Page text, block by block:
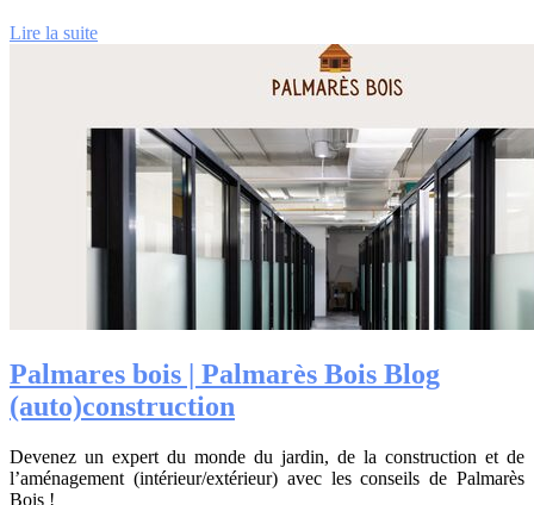
Lire la suite
Palmares bois | Palmarès Bois Blog
(auto)construction
Devenez un expert du monde du jardin, de la construction et de
l’aménagement (intérieur/extérieur) avec les conseils de Palmarès
Bois !